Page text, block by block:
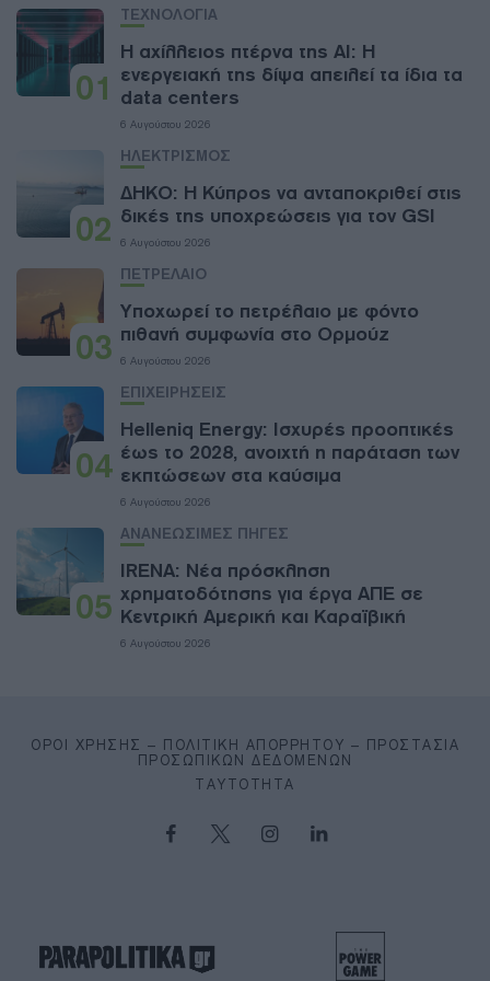
01
ΤΕΧΝΟΛΟΓΙΑ
Η αχίλλειος πτέρνα της AI: Η
ενεργειακή της δίψα απειλεί τα ίδια τα
data centers
6 Αυγούστου 2026
02
ΗΛΕΚΤΡΙΣΜΟΣ
ΔΗΚΟ: Η Κύπρος να ανταποκριθεί στις
δικές της υποχρεώσεις για τον GSI
6 Αυγούστου 2026
03
ΠΕΤΡΕΛΑΙΟ
Υποχωρεί το πετρέλαιο με φόντο
πιθανή συμφωνία στο Ορμούζ
6 Αυγούστου 2026
04
ΕΠΙΧΕΙΡΗΣΕΙΣ
Helleniq Energy: Ισχυρές προοπτικές
έως το 2028, ανοιχτή η παράταση των
εκπτώσεων στα καύσιμα
6 Αυγούστου 2026
05
ΑΝΑΝΕΩΣΙΜΕΣ ΠΗΓΕΣ
IRENA: Νέα πρόσκληση
χρηματοδότησης για έργα ΑΠΕ σε
Κεντρική Αμερική και Καραϊβική
6 Αυγούστου 2026
ΌΡΟΙ ΧΡΉΣΗΣ – ΠΟΛΙΤΙΚΉ ΑΠΟΡΡΉΤΟΥ – ΠΡΟΣΤΑΣΊΑ
ΠΡΟΣΩΠΙΚΏΝ ΔΕΔΟΜΈΝΩΝ
ΤΑΥΤΌΤΗΤΑ